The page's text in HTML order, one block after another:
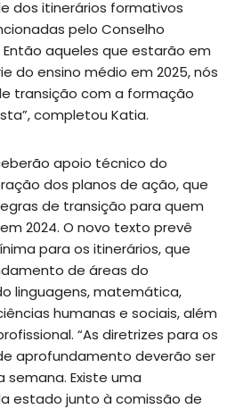
dos itinerários formativos
pelo Conselho
Então aqueles que estarão em
do ensino médio em 2025, nós
transição com a formação
completou Katia.
apoio técnico do
dos planos de ação, que
de transição para quem
2024. O novo texto prevê
para os itinerários, que
de áreas do
linguagens, matemática,
humanas e sociais, além
“As diretrizes para os
aprofundamento deverão ser
Existe uma
estado junto à comissão de